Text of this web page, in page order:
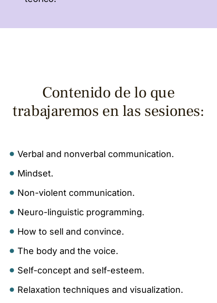
Contenido de lo que
trabajaremos en las sesiones:
Verbal and nonverbal communication.
Mindset.
Non-violent communication.
Neuro-linguistic programming.
How to sell and convince.
The body and the voice.
Self-concept and self-esteem.
Relaxation techniques and visualization.